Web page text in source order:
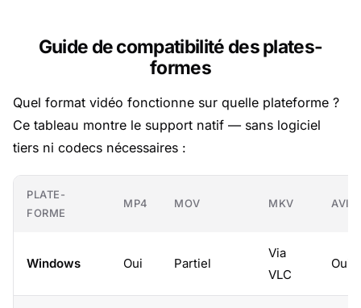
Guide de compatibilité des plates-
formes
Quel format vidéo fonctionne sur quelle plateforme ?
Ce tableau montre le support natif — sans logiciel
tiers ni codecs nécessaires :
PLATE-
FORME
MP4 MOV MKV AVI
Windows Oui Partiel
Via
VLC
Oui